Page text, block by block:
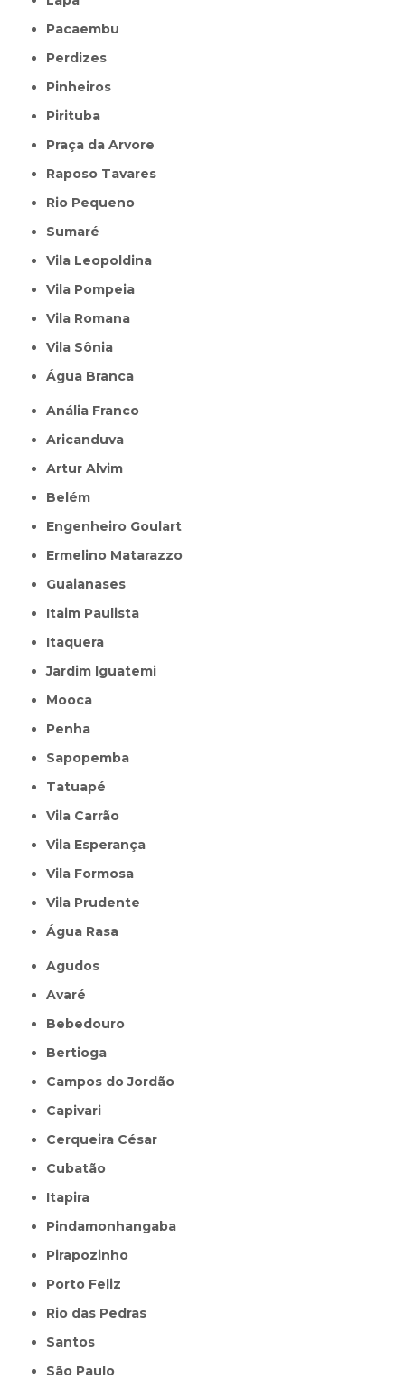
Pacaembu
Perdizes
Pinheiros
Pirituba
Praça da Arvore
Raposo Tavares
Rio Pequeno
Sumaré
Vila Leopoldina
Vila Pompeia
Vila Romana
Vila Sônia
Água Branca
Anália Franco
Aricanduva
Artur Alvim
Belém
Engenheiro Goulart
Ermelino Matarazzo
Guaianases
Itaim Paulista
Itaquera
Jardim Iguatemi
Mooca
Penha
Sapopemba
Tatuapé
Vila Carrão
Vila Esperança
Vila Formosa
Vila Prudente
Água Rasa
Agudos
Avaré
Bebedouro
Bertioga
Campos do Jordão
Capivari
Cerqueira César
Cubatão
Itapira
Pindamonhangaba
Pirapozinho
Porto Feliz
Rio das Pedras
Santos
São Paulo